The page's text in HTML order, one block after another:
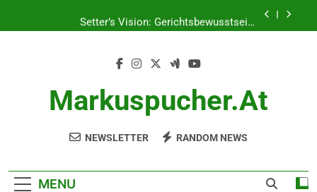
Setter’s Vision: Gerichtsbewusstsein,
Entscheidungsfindung, Kommunikation
Strategieanpassung
Teamkoordination: Kommunikation, Timing,
Setter’s Vision: Gerichtsbewusstsein,
Defensive Lesetechnik: Beobachtung, Timing,
Markuspucher.at
NEWSLETTER RANDOM NEWS
MENU